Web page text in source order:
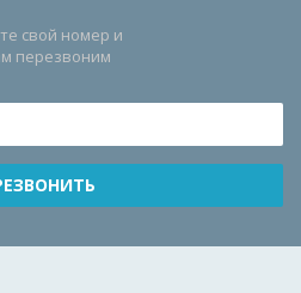
свой номер и
перезвоним